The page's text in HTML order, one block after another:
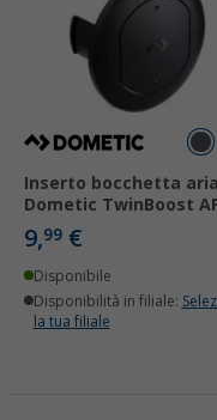
Inserto bocchetta aria
Dometic TwinBoost
9,99 €
Disponibile
Disponibilità in filiale:
la tua filiale